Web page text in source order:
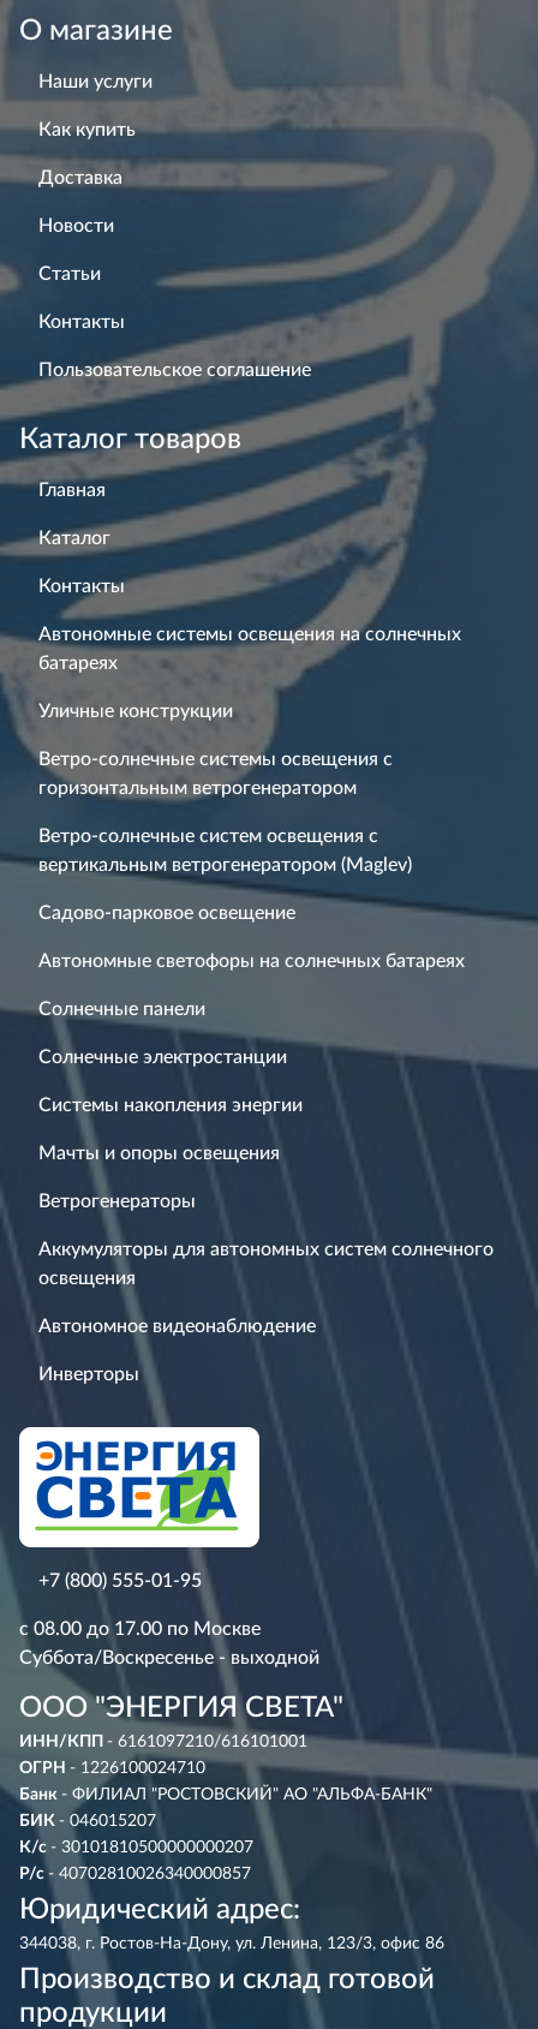
О магазине
Наши услуги
Как купить
Доставка
Новости
Статьи
Контакты
Пользовательское соглашение
Каталог товаров
Главная
Каталог
Контакты
Автономные системы освещения на солнечных
батареях
Уличные конструкции
Ветро-солнечные системы освещения с
горизонтальным ветрогенератором
Ветро-солнечные систем освещения с
вертикальным ветрогенератором (Maglev)
Садово-парковое освещение
Автономные светофоры на солнечных батареях
Солнечные панели
Солнечные электростанции
Системы накопления энергии
Мачты и опоры освещения
Ветрогенераторы
Аккумуляторы для автономных систем солнечного
освещения
Автономное видеонаблюдение
Инверторы
+7 (800) 555-01-95
с 08.00 до 17.00 по Москве
Суббота/Воскресенье - выходной
ООО "ЭНЕРГИЯ СВЕТА"
ИНН/КПП - 6161097210/616101001
ОГРН - 1226100024710
Банк - ФИЛИАЛ "РОСТОВСКИЙ" АО "АЛЬФА-БАНК"
БИК - 046015207
К/с - 30101810500000000207
Р/с - 40702810026340000857
Юридический адрес:
344038, г. Ростов-На-Дону, ул. Ленина, 123/3, офис 86
Производство и склад готовой
продукции